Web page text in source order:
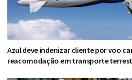
Azul deve indenizar cliente por voo
reacomodação em transporte